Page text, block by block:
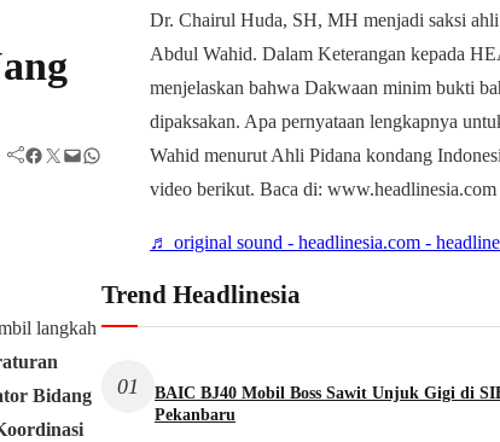
Facebook Twitter Mail WhatsApp
langkah
Bidang
Dr. Chairul Huda, SH, MH menjadi saksi ahli
Abdul Wahid. Dalam Keterangan kepada
menjelaskan bahwa Dakwaan minim bukti
dipaksakan. Apa pernyataan lengkapnya
Wahid menurut Ahli Pidana kondang
video berikut. Baca di: www.headlinesia.com
♬ original sound - headlinesia.com -
Trend Headlinesia
01
BAIC BJ40 Mobil Boss Sawit Unjuk Gigi di
Pekanbaru